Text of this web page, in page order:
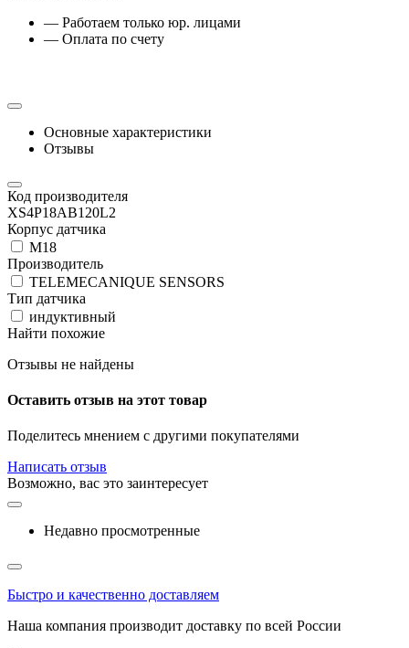
— Работаем только юр. лицами
— Оплата по счету
Основные характеристики
Отзывы
Код производителя
XS4P18AB120L2
Корпус датчика
М18
Производитель
TELEMECANIQUE SENSORS
Тип датчика
индуктивный
Найти похожие
Отзывы не найдены
Оставить отзыв на этот товар
Поделитесь мнением с другими покупателями
Написать отзыв
Возможно, вас это заинтересует
Недавно просмотренные
Быстро и качественно доставляем
Наша компания производит доставку по всей России